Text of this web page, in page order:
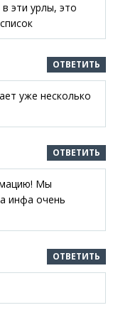
эти урлы, это
ОТВЕТИТЬ
уже несколько
ОТВЕТИТЬ
Мы
инфа очень
ОТВЕТИТЬ